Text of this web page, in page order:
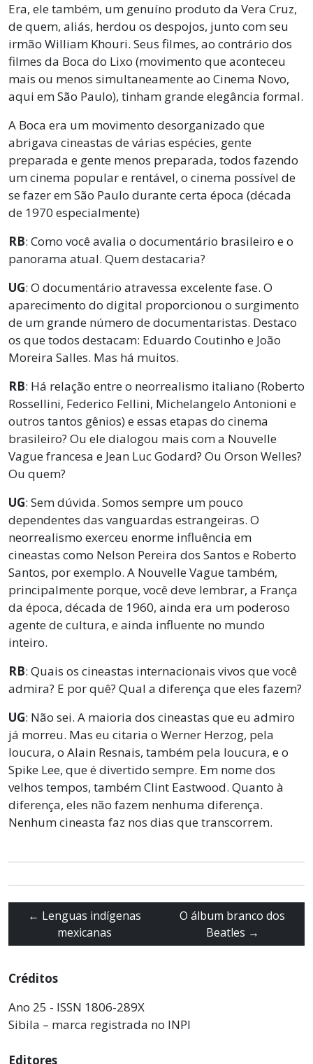
Era, ele também, um genuíno produto da Vera Cruz,
de quem, aliás, herdou os despojos, junto com seu
irmão William Khouri. Seus filmes, ao contrário dos
filmes da Boca do Lixo (movimento que aconteceu
mais ou menos simultaneamente ao Cinema Novo,
aqui em São Paulo), tinham grande elegância formal.
A Boca era um movimento desorganizado que
abrigava cineastas de várias espécies, gente
preparada e gente menos preparada, todos fazendo
um cinema popular e rentável, o cinema possível de
se fazer em São Paulo durante certa época (década
de 1970 especialmente)
RB: Como você avalia o documentário brasileiro e o
panorama atual. Quem destacaria?
UG: O documentário atravessa excelente fase. O
aparecimento do digital proporcionou o surgimento
de um grande número de documentaristas. Destaco
os que todos destacam: Eduardo Coutinho e João
Moreira Salles. Mas há muitos.
RB: Há relação entre o neorrealismo italiano (Roberto
Rossellini, Federico Fellini, Michelangelo Antonioni e
outros tantos gênios) e essas etapas do cinema
brasileiro? Ou ele dialogou mais com a Nouvelle
Vague francesa e Jean Luc Godard? Ou Orson Welles?
Ou quem?
UG: Sem dúvida. Somos sempre um pouco
dependentes das vanguardas estrangeiras. O
neorrealismo exerceu enorme influência em
cineastas como Nelson Pereira dos Santos e Roberto
Santos, por exemplo. A Nouvelle Vague também,
principalmente porque, você deve lembrar, a França
da época, década de 1960, ainda era um poderoso
agente de cultura, e ainda influente no mundo
inteiro.
RB: Quais os cineastas internacionais vivos que você
admira? E por quê? Qual a diferença que eles fazem?
UG: Não sei. A maioria dos cineastas que eu admiro
já morreu. Mas eu citaria o Werner Herzog, pela
loucura, o Alain Resnais, também pela loucura, e o
Spike Lee, que é divertido sempre. Em nome dos
velhos tempos, também Clint Eastwood. Quanto à
diferença, eles não fazem nenhuma diferença.
Nenhum cineasta faz nos dias que transcorrem.
← Lenguas indígenas
mexicanas
O álbum branco dos
Beatles →
Créditos
Ano 25 - ISSN 1806-289X
Sibila – marca registrada no INPI
Editores